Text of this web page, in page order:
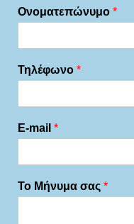
Ονοματεπώνυμο *
Τηλέφωνο *
E-mail *
Το Μήνυμα σας *